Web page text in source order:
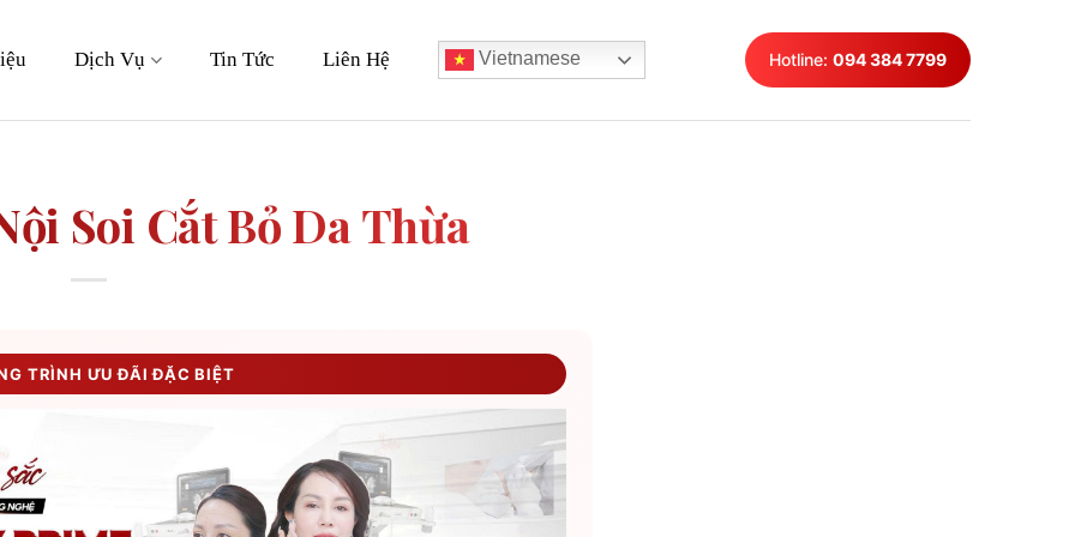
Dịch Vụ Tin Tức Liên Hệ Vietnamese Hotline: 094 384 7799
Soi Cắt Bỏ Da Thừa
TRÌNH ƯU ĐÃI ĐẶC BIỆT